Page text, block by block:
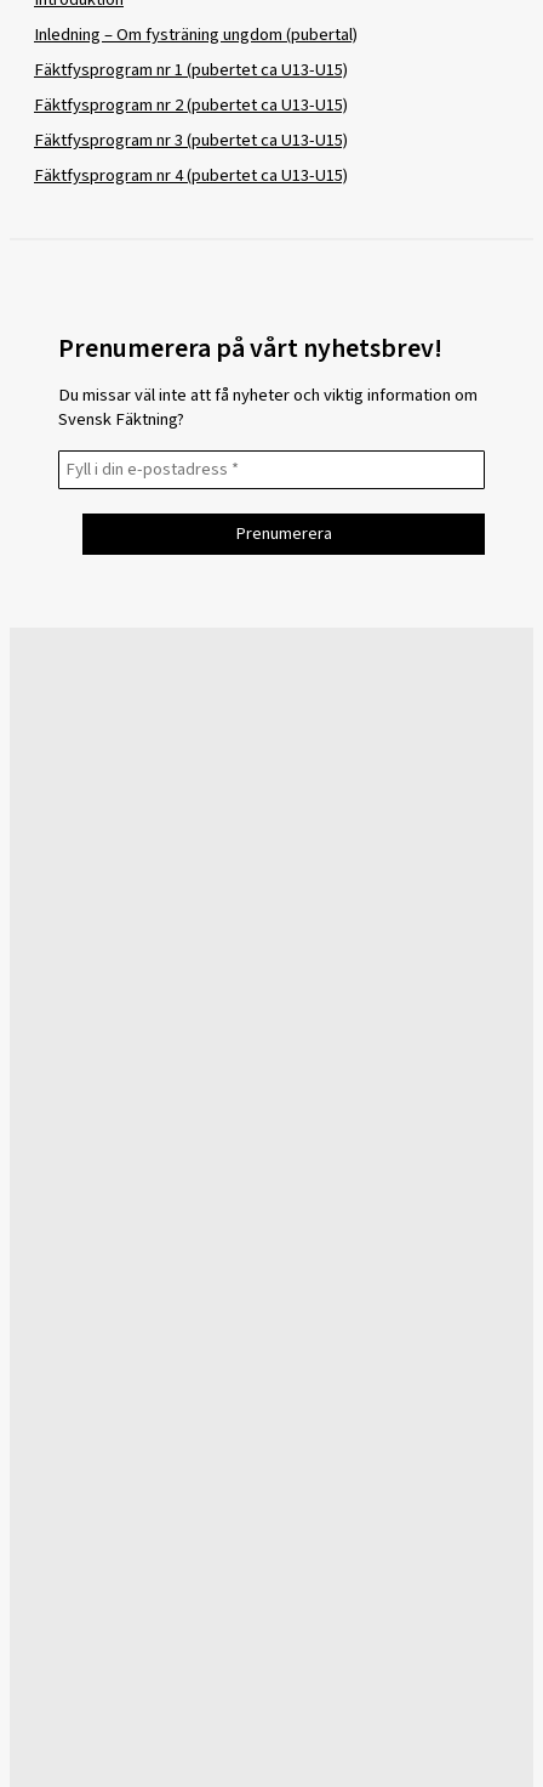
Inledning – Om fysträning ungdom (pubertal)
Fäktfysprogram nr 1 (pubertet ca U13-U15)
Fäktfysprogram nr 2 (pubertet ca U13-U15)
Fäktfysprogram nr 3 (pubertet ca U13-U15)
Fäktfysprogram nr 4 (pubertet ca U13-U15)
Prenumerera på vårt nyhetsbrev!
Du missar väl inte att få nyheter och viktig information om
Svensk Fäktning?